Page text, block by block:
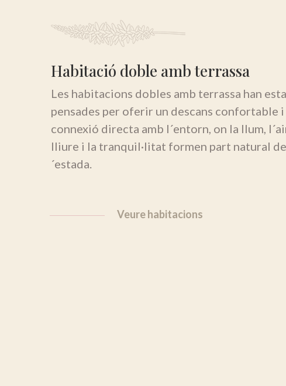
Habitació doble amb terrassa
Les habitacions dobles amb terrassa han
pensades per oferir un descans confortable i
connexió directa amb l´entorn, on la llum,
lliure i la tranquil·litat formen part natural
´estada.
Veure habitacions